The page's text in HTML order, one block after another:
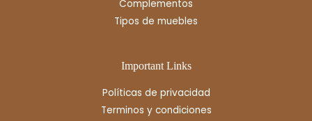
Complementos
Tipos de muebles
Important Links
Políticas de privacidad
Terminos y condiciones